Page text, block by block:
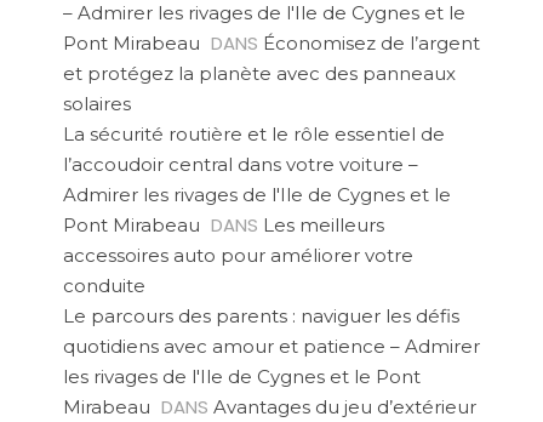
– Admirer les rivages de l'Ile de Cygnes et le
Pont Mirabeau DANS Économisez de l’argent
et protégez la planète avec des panneaux
solaires
La sécurité routière et le rôle essentiel de
l’accoudoir central dans votre voiture –
Admirer les rivages de l'Ile de Cygnes et le
Pont Mirabeau DANS Les meilleurs
accessoires auto pour améliorer votre
conduite
Le parcours des parents : naviguer les défis
quotidiens avec amour et patience – Admirer
les rivages de l'Ile de Cygnes et le Pont
Mirabeau DANS Avantages du jeu d’extérieur